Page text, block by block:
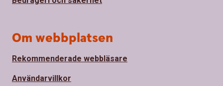
Om webbplatsen
Rekommenderade webbläsare
Användarvillkor